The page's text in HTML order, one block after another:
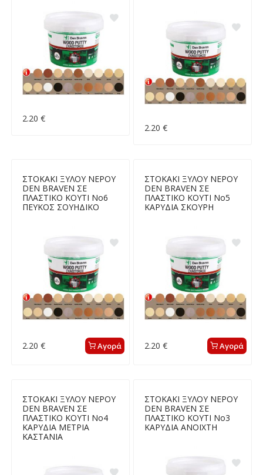
2.20 €
2.20 €
ΣΤΟΚΑΚΙ ΞΥΛΟΥ ΝΕΡΟΥ
DEN BRAVEN ΣΕ
ΠΛΑΣΤΙΚΟ ΚΟΥΤΙ Νο6
ΠΕΥΚΟΣ ΣΟΥΗΔΙΚΟ
2.20 € Αγορά
ΣΤΟΚΑΚΙ ΞΥΛΟΥ ΝΕΡΟΥ
DEN BRAVEN ΣΕ
ΠΛΑΣΤΙΚΟ ΚΟΥΤΙ Νο5
ΚΑΡΥΔΙΑ ΣΚΟΥΡΗ
2.20 € Αγορά
ΣΤΟΚΑΚΙ ΞΥΛΟΥ ΝΕΡΟΥ
DEN BRAVEN ΣΕ
ΠΛΑΣΤΙΚΟ ΚΟΥΤΙ Νο4
ΚΑΡΥΔΙΑ ΜΕΤΡΙΑ
ΚΑΣΤΑΝΙΑ
ΣΤΟΚΑΚΙ ΞΥΛΟΥ ΝΕΡΟΥ
DEN BRAVEN ΣΕ
ΠΛΑΣΤΙΚΟ ΚΟΥΤΙ Νο3
ΚΑΡΥΔΙΑ ΑΝΟΙΧΤΗ